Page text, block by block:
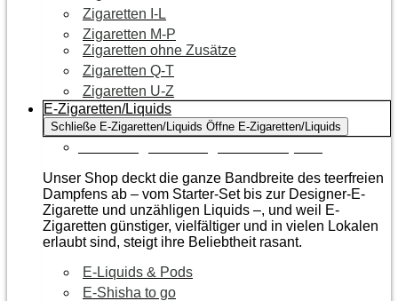
Zigaretten I-L
Zigaretten M-P
Zigaretten ohne Zusätze
Zigaretten Q-T
Zigaretten U-Z
E-Zigaretten/Liquids
Schließe E-Zigaretten/Liquids Öffne E-Zigaretten/Liquids
Unser Shop deckt die ganze Bandbreite des teerfreien
Dampfens ab – vom Starter-Set bis zur Designer-E-
Zigarette und unzähligen Liquids –, und weil E-
Zigaretten günstiger, vielfältiger und in vielen Lokalen
erlaubt sind, steigt ihre Beliebtheit rasant.
E-Liquids & Pods
E-Shisha to go